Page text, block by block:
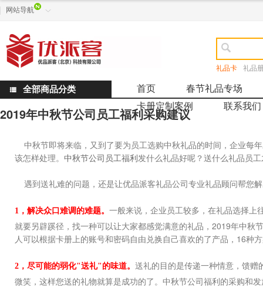
网站导航 

礼品卡 礼品
 全部商品分类 首页
春节礼品专场
卡册定制案例
联系我们
2019年中秋节公司员工福利采购建议
中秋节即将来临，又到了要为员工选购中秋礼品的时间，企业每
该怎样处理。 中秋节公司员工福利发什么礼品好呢？送什么礼品员
遇到送礼难的问题，还是让优品派客礼品公司专业礼品顾问帮您
1，解决众口难调的难题。 一般来说，企业员工较多，在礼品选择上
就要另辟蹊径，找一种可以让大家都感觉满意的礼品，2019年中秋
人可以根据卡册上的账号和密码自由兑换自己喜欢的了产品，16种
2，尽可能的弱化"送礼"的味道。 送礼的目的是传递一种情意，馈
微笑，这样您送的礼物就算是成功的了。中秋节公司福利的采购和